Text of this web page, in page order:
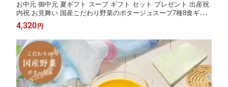
お中元 御中元 夏ギフト スープ ギフト セット プレゼント 出産祝
内祝 お見舞い 国産こだわり野菜のポタージュスープ7種8食ギフ
トセット｜レトルト ヘルシー 無添加 常温保存 野菜スープ 誕生日
プレゼント 御礼 御祝 退院祝 快気祝 敬老の日
4,320 円